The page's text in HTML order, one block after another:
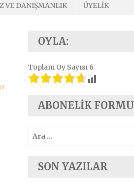
VE DANIŞMANLIK ÜYELIK
OYLA:
Toplam Oy Sayısı 6
ABONELIK FORMU
SON YAZILAR